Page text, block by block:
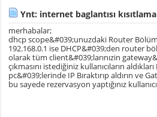
Ynt: internet baglantısı kısıtlama
merhabalar;
dhcp scope&#039;unuzdaki Router
192.168.0.1 ise DHCP&#039;den router
olarak tüm client&#039;larınızin
çıkmasını istediğiniz kullanıcıların
pc&#039;lerinde IP Bıraktırıp aldırın ve
bu sayede rezervasyon yaptığınız